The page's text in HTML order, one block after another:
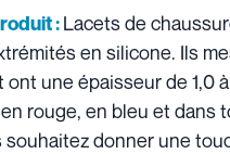
:Lacets de
en silicone. Ils
une épaisseur de 1,0 à
rouge, en bleu et dans
souhaitez donner une